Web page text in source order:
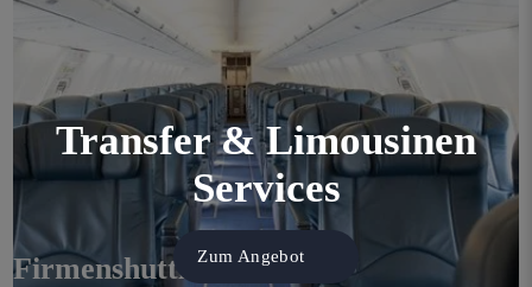
Transfer & Limousinen
Services
Zum Angebot
Firmenshuttle